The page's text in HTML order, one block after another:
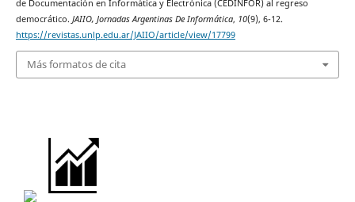
de Documentación en Informática y Electrónica (CEDINFOR) al regreso
democrático. JAIIO, Jornadas Argentinas De Informática, 10(9), 6-12.
https://revistas.unlp.edu.ar/JAIIO/article/view/17799
Más formatos de cita